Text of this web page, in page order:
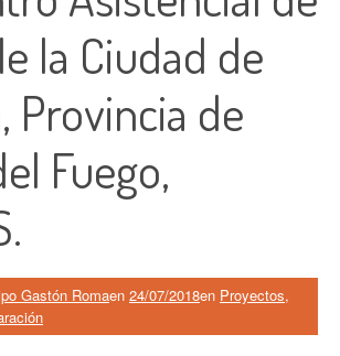
la Ciudad de
Provincia de
Fuego,
Gastón Romaen 24/07/2018en Proyectos,